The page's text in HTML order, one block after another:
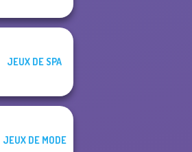
JEUX DE SPA
JEUX DE MODE